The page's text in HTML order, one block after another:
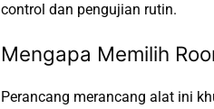
control dan pengujian rutin.
Mengapa Memilih
Perancang merancang alat ini